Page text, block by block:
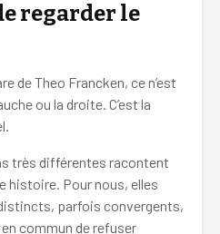
regarder le
de Theo Francken, ce n’est
ou la droite. C’est la
très différentes racontent
histoire. Pour nous, elles
parfois convergents,
commun de refuser